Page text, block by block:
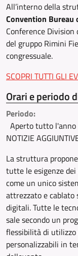
All’interno della
Convention Bureau
Conference
del gruppo Rimini
congressuale.
SCOPRI TUTTI GLI
Orari e periodo
Periodo:
Aperto tutto l'anno
NOTIZIE
La struttura
tutte le esigenze dei
come un unico
attrezzato e
digitali. Tutte le
sale secondo un
flessibilità di
personalizzabili in